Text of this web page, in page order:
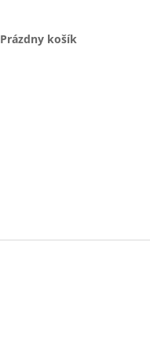
NÁKUPNÝ
KOŠÍK
Prázdny košík